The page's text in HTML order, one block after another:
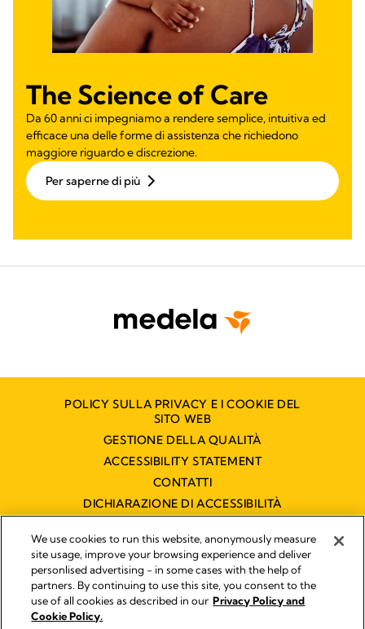
The Science of Care
Da 60 anni ci impegniamo a rendere semplice, intuitiva ed
efficace una delle forme di assistenza che richiedono
maggiore riguardo e discrezione.
Per saperne di più
POLICY SULLA PRIVACY E I COOKIE DEL
SITO WEB
GESTIONE DELLA QUALITÀ
ACCESSIBILITY STATEMENT
CONTATTI
DICHIARAZIONE DI ACCESSIBILITÀ
Pubblicato da
Legal Notice
Medela Italia s.r.l. a socio unico P.IVA 03717020964 - Filiale
italiana di Medela AG !
We use cookies to run this website, anonymously measure
site usage, improve your browsing experience and deliver
personlised advertising - in some cases with the help of
partners. By continuing to use this site, you consent to the
use of all cookies as described in our Privacy Policy and
Cookie Policy.